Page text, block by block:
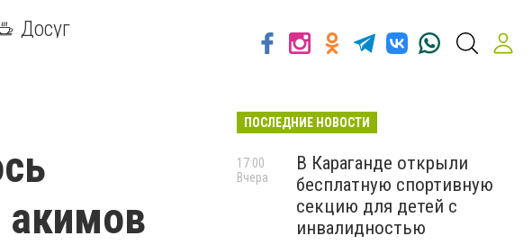
Досуг
акимов
ПОСЛЕДНИЕ НОВОСТИ
В Караганде открыли
бесплатную спортивную
секцию для детей с
инвалидностью
17:00
Вчера